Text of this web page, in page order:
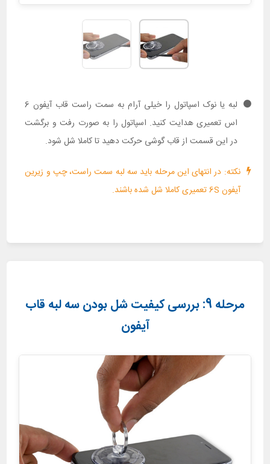
لبه یا نوک اسپاتول را خیلی آرام به سمت راست قاب آیفون 6
اس تعمیری هدایت کنید. اسپاتول را به صورت رفت و برگشت
در این قسمت از قاب گوشی حرکت دهید تا کاملا شل شود.
نکته: در انتهای این مرحله باید سه لبه سمت راست، چپ و زیرین
آیفون 6S تعمیری کاملا شل شده باشند.
مرحله 9: بررسی کیفیت شل بودن سه لبه قاب
آیفون